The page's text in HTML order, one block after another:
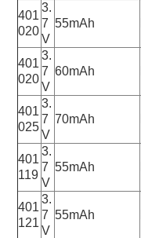
401
020
3.
7
V
55mAh
401
020
3.
7
V
60mAh
401
025
3.
7
V
70mAh
401
119
3.
7
V
55mAh
401
121
3.
7
V
55mAh